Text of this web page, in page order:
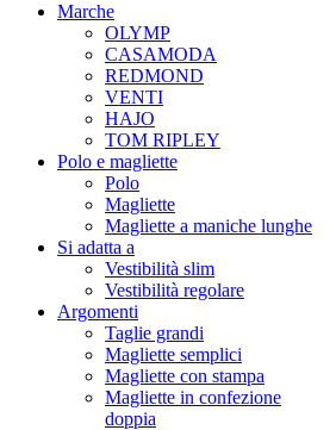
Marche
OLYMP
CASAMODA
REDMOND
VENTI
HAJO
TOM RIPLEY
Polo e magliette
Polo
Magliette
Magliette a maniche lunghe
Si adatta a
Vestibilità slim
Vestibilità regolare
Argomenti
Taglie grandi
Magliette semplici
Magliette con stampa
Magliette in confezione
doppia